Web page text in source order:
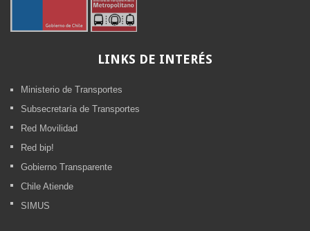
LINKS DE INTERÉS
Ministerio de Transportes
Subsecretaría de Transportes
Red Movilidad
Red bip!
Gobierno Transparente
Chile Atiende
SIMUS